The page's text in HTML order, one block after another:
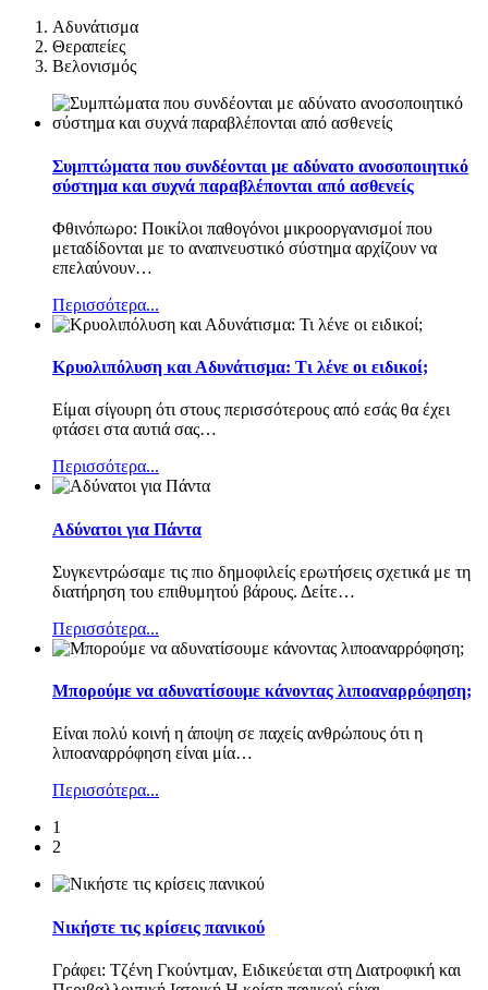
Αδυνάτισμα
Θεραπείες
Βελονισμός
Συμπτώματα που συνδέονται με αδύνατο ανοσοποιητικό
σύστημα και συχνά παραβλέπονται από ασθενείς
Φθινόπωρο: Ποικίλοι παθογόνοι μικροοργανισμοί που
μεταδίδονται με το αναπνευστικό σύστημα αρχίζουν να
επελαύνουν…
Περισσότερα...
Κρυολιπόλυση και Αδυνάτισμα: Τι λένε οι ειδικοί;
Είμαι σίγουρη ότι στους περισσότερους από εσάς θα έχει
φτάσει στα αυτιά σας…
Περισσότερα...
Αδύνατοι για Πάντα
Συγκεντρώσαμε τις πιο δημοφιλείς ερωτήσεις σχετικά με τη
διατήρηση του επιθυμητού βάρους. Δείτε…
Περισσότερα...
Μπορούμε να αδυνατίσουμε κάνοντας λιποαναρρόφηση;
Είναι πολύ κοινή η άποψη σε παχείς ανθρώπους ότι η
λιποαναρρόφηση είναι μία…
Περισσότερα...
1
2
Νικήστε τις κρίσεις πανικού
Γράφει: Τζένη Γκούντμαν, Ειδικεύεται στη Διατροφική και